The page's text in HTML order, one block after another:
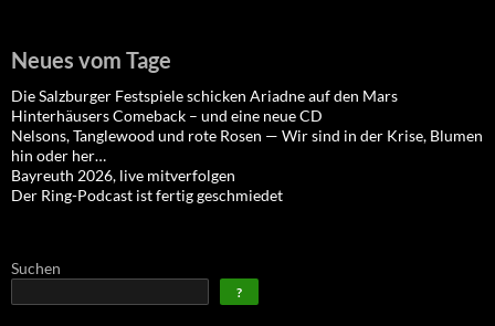
Neues vom Tage
Die Salzburger Festspiele schicken Ariadne auf den Mars
Hinterhäusers Comeback – und eine neue CD
Nelsons, Tanglewood und rote Rosen — Wir sind in der Krise, Blumen
hin oder her…
Bayreuth 2026, live mitverfolgen
Der Ring-Podcast ist fertig geschmiedet
Suchen
?